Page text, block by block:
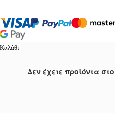
Καλάθι
Δεν έχετε προϊόντα